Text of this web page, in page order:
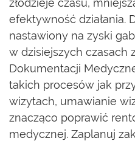
złodzieje czasu,
efektywność działania.
nastawiony na zyski
w dzisiejszych czasach
Dokumentacji
takich procesów jak
wizytach, umawianie
znacząco poprawić
medycznej. Zaplanuj